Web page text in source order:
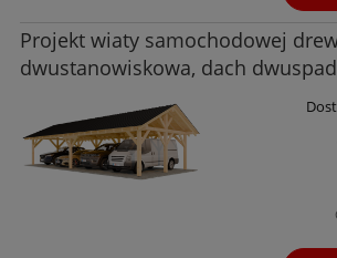
Projekt wiaty samochodowej
dwustanowiskowa, dach